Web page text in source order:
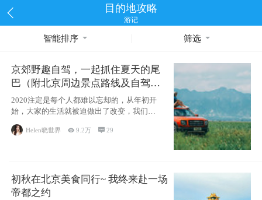
目的地攻略
游记
智能排序 筛选
京郊野趣自驾，一起抓住夏天的尾
巴（附北京周边景点路线及自驾攻
略）
2020注定是每个人都难以忘却的，从年初开
始，大家的生活就被迫做出了改变，我们也
不例外。本来双双辞职是为
Helen晓世界 9.2万 29
初秋在北京美食同行~ 我终来赴一场
帝都之约